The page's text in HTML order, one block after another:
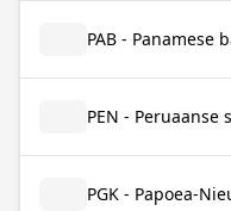
PAB - Panamese
PEN - Peruaanse
PGK - Papoea-